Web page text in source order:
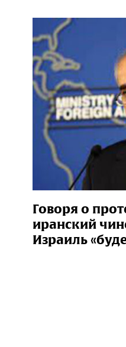
Говоря о
иранский
Израиль